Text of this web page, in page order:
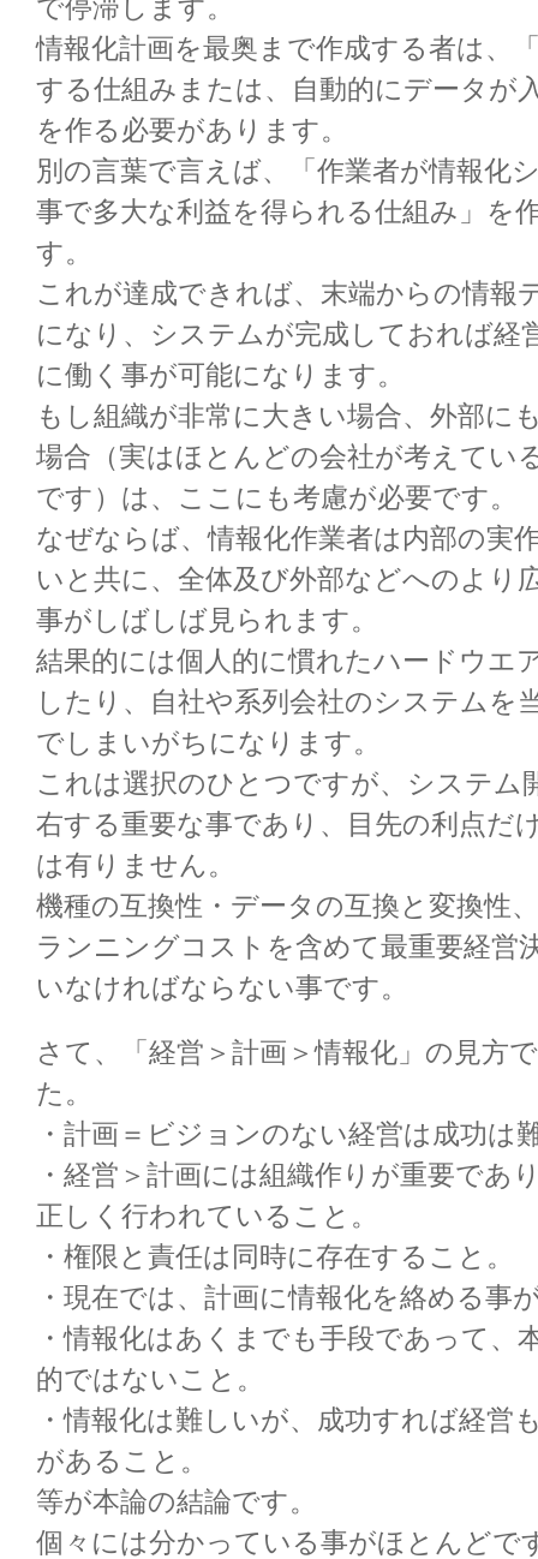
で停滞します。
情報化計画を最奥まで作成する者は、
する仕組みまたは、自動的にデータが
を作る必要があります。
別の言葉で言えば、「作業者が情報化
事で多大な利益を得られる仕組み」を
す。
これが達成できれば、末端からの情報
になり、システムが完成しておれば経
に働く事が可能になります。
もし組織が非常に大きい場合、外部に
場合（実はほとんどの会社が考えてい
です）は、ここにも考慮が必要です。
なぜならば、情報化作業者は内部の実
いと共に、全体及び外部などへのより
事がしばしば見られます。
結果的には個人的に慣れたハードウエ
したり、自社や系列会社のシステムを
でしまいがちになります。
これは選択のひとつですが、システム
右する重要な事であり、目先の利点だ
は有りません。
機種の互換性・データの互換と変換性
ランニングコストを含めて最重要経営
いなければならない事です。
さて、「経営＞計画＞情報化」の見方
た。
・計画＝ビジョンのない経営は成功は
・経営＞計画には組織作りが重要であ
正しく行われていること。
・権限と責任は同時に存在すること。
・現在では、計画に情報化を絡める事
・情報化はあくまでも手段であって、
的ではないこと。
・情報化は難しいが、成功すれば経営
があること。
等が本論の結論です。
個々には分かっている事がほとんどで